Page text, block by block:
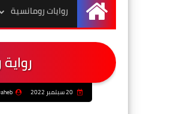
الرئيسية
روايات رومانسية
20 سبتمبر 2022